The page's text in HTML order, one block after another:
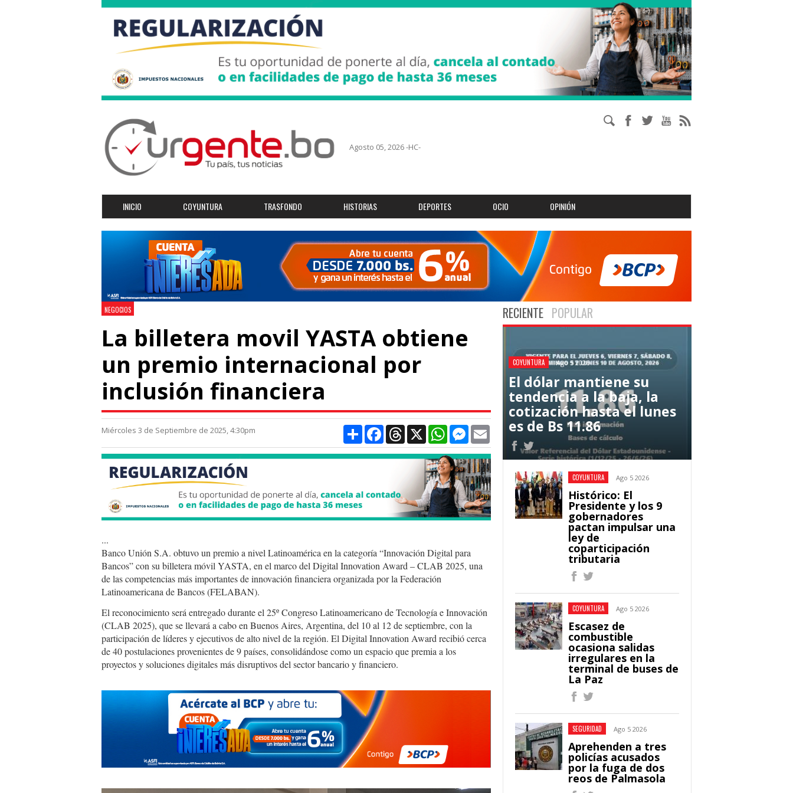
Agosto 05, 2026 -HC-
INICIO COYUNTURA TRASFONDO HISTORIAS DEPORTES OCIO OPINIÓN
NEGOCIOS
La billetera movil YASTA obtiene
un premio internacional por
inclusión financiera
Miércoles 3 de Septiembre de 2025, 4:30pm CompartirFacebookThreads
X WhatsAppMessengerEmail
...
Banco Unión S.A. obtuvo un premio a nivel Latinoamérica en la categoría “Innovación Digital para
Bancos” con su billetera móvil YASTA, en el marco del Digital Innovation Award – CLAB 2025, una
de las competencias más importantes de innovación financiera organizada por la Federación
Latinoamericana de Bancos (FELABAN).
El reconocimiento será entregado durante el 25º Congreso Latinoamericano de Tecnología e Innovación
(CLAB 2025), que se llevará a cabo en Buenos Aires, Argentina, del 10 al 12 de septiembre, con la
participación de líderes y ejecutivos de alto nivel de la región. El Digital Innovation Award recibió cerca
de 40 postulaciones provenientes de 9 países, consolidándose como un espacio que premia a los
proyectos y soluciones digitales más disruptivos del sector bancario y financiero.
RECIENTE POPULAR
COYUNTURA Ago 5 2026
El dólar mantiene su
tendencia a la baja, la
cotización hasta el lunes
es de Bs 11.86
COYUNTURA Ago 5 2026
Histórico: El
Presidente y los 9
gobernadores
pactan impulsar una
ley de
coparticipación
tributaria
COYUNTURA Ago 5 2026
Escasez de
combustible
ocasiona salidas
irregulares en la
terminal de buses de
La Paz
SEGURIDAD Ago 5 2026
Aprehenden a tres
policías acusados
por la fuga de dos
reos de Palmasola